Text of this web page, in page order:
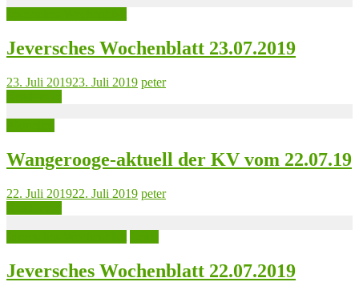
Jeversches Wochenblatt 23.07.2019
23. Juli 201923. Juli 2019 peter
Wangerooge-aktuell der KV vom 22.07.19
22. Juli 201922. Juli 2019 peter
Jeversches Wochenblatt 22.07.2019